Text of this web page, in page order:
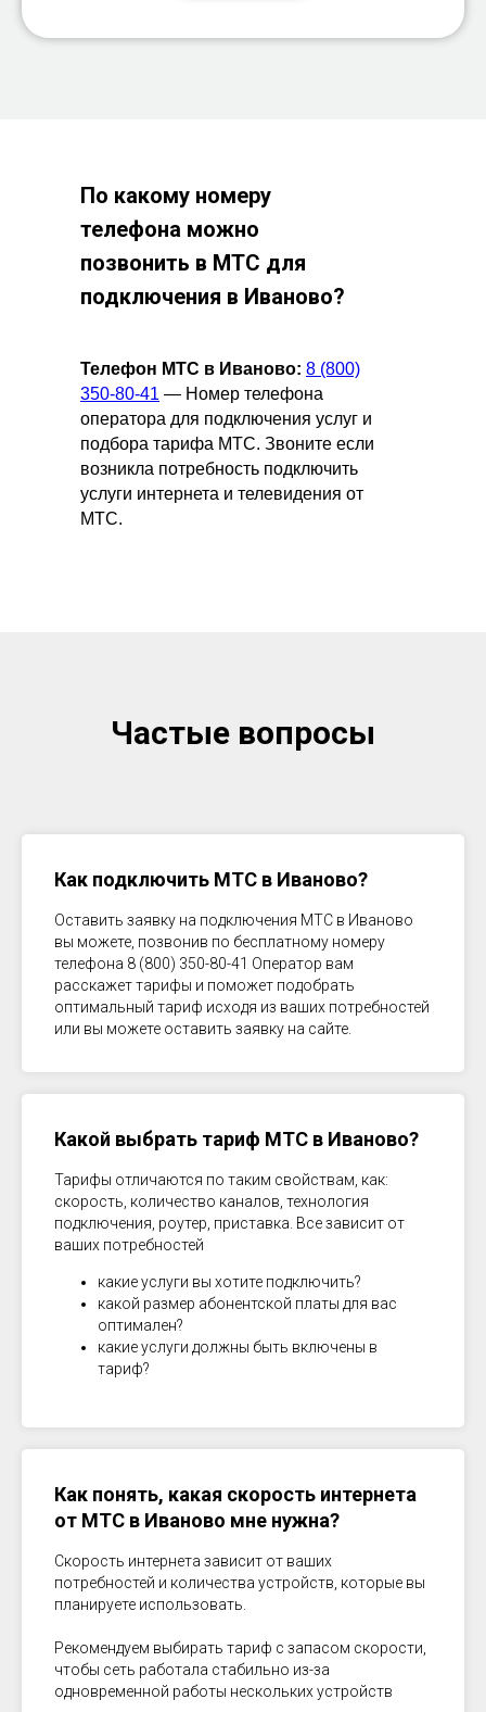
Телефон МТС в Иваново: 8 (800)
350-80-41 — Номер телефона
оператора для подключения услуг и
подбора тарифа МТС. Звоните если
возникла потребность подключить
услуги интернета и телевидения от
МТС.
По какому номеру
телефона можно
позвонить в МТС для
подключения в Иваново?
Частые вопросы
Как подключить МТС в Иваново?
Оставить заявку на подключения МТС в Иваново
вы можете, позвонив по бесплатному номеру
телефона 8 (800) 350-80-41 Оператор вам
расскажет тарифы и поможет подобрать
оптимальный тариф исходя из ваших потребностей
или вы можете оставить заявку на сайте.
Какой выбрать тариф МТС в Иваново?
Тарифы отличаются по таким свойствам, как:
скорость, количество каналов, технология
подключения, роутер, приставка. Все зависит от
ваших потребностей
какие услуги вы хотите подключить?
какой размер абонентской платы для вас
оптимален?
какие услуги должны быть включены в
тариф?
Как понять, какая скорость интернета
от МТС в Иваново мне нужна?
Скорость интернета зависит от ваших
потребностей и количества устройств, которые вы
планируете использовать.
Рекомендуем выбирать тариф с запасом скорости,
чтобы сеть работала стабильно из-за
одновременной работы нескольких устройств